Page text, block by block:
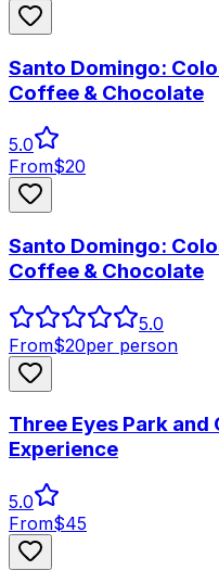
Santo Domingo:
Coffee & Chocolate
5.0
From$20
Santo Domingo:
Coffee & Chocolate
5.0
From$20per person
Three Eyes Park
Experience
5.0
From$45